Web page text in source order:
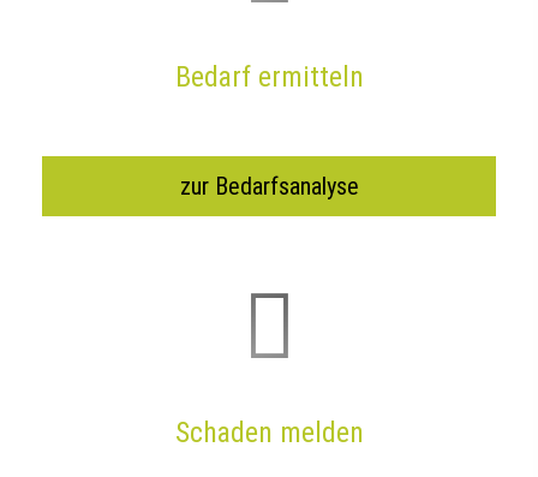
Bedarf ermitteln
zur Bedarfsanalyse
Schaden melden